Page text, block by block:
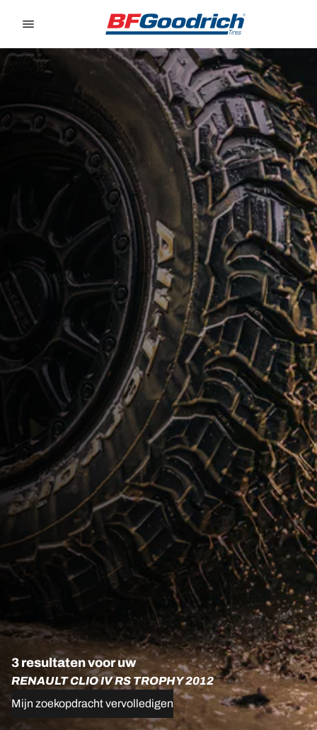
3 resultaten voor uw
RENAULT CLIO IV RS TROPHY 2012
Mijn zoekopdracht vervolledigen